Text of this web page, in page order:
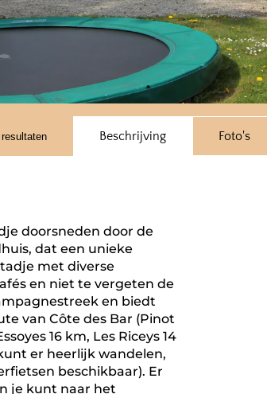
Beschrijving Foto's
doorsneden door de
dat een unieke
met diverse
en niet te vergeten de
en biedt
van Côte des Bar (Pinot
16 km, Les Riceys 14
er heerlijk wandelen,
beschikbaar). Er
je kunt naar het